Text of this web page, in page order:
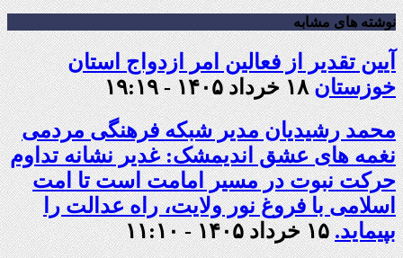
نوشته های مشابه
آیین تقدیر از فعالین امر ازدواج استان
خوزستان ۱۸ خرداد ۱۴۰۵ - ۱۹:۱۹
محمد رشیدیان مدیر شبکه فرهنگی مردمی
نغمه های عشق اندیمشک: غدیر نشانه تداوم
حرکت نبوت در مسیر امامت است تا امت
اسلامی با فروغ نور ولایت، راه عدالت را
بپیماید. ۱۵ خرداد ۱۴۰۵ - ۱۱:۱۰